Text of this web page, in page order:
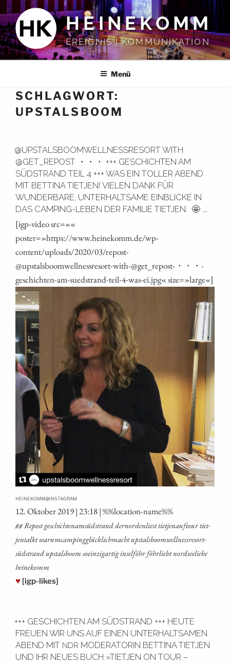
Inhalt
springen
HEINEKOMM
EREIGNIS | KOMMUNIKATION
Menü
SCHLAGWORT:
UPSTALSBOOM
@UPSTALSBOOMWELLNESSRESORT WITH
@GET_REPOST ・・・ +++ GESCHICHTEN AM
SÜDSTRAND TEIL 4 +++ WAS EIN TOLLER ABEND
MIT BETTINA TIETJEN! VIELEN DANK FÜR
WUNDERBARE, UNTERHALTSAME EINBLICKE IN
DAS CAMPING-LEBEN DER FAMILIE TIETJEN. ️ 🤩 .…
[igp-video src=««
poster=»https://www.heinekomm.de/wp-
content/uploads/2020/03/repost-
@upstalsboomwellnessresort-with-@get_repost-・・・-
geschichten-am-suedstrand-teil-4-was-ei.jpg« size=»large«]
HEINEKOMM@INSTAGRAM
12. Okto­ber 2019 | 23:18 | %%loca­ti­on-name%%
## Repost geschich­tenam­süd­strand dern­or­den­liest tiet­je­na­uf­tour tiet­
jen­talkt war­um­cam­ping­glück­lich­macht ups­tals­boom­well­ness­re­sort­
süd­strand ups­tals­boom soein­zig­ar­tig insel­föhr föhr­liebt nord­see­lie­be
heinekomm
♥ [igp-likes]
+++ GESCHICHTEN AM SÜDSTRAND +++ HEUTE
FREUEN WIR UNS AUF EINEN UNTERHALTSAMEN
ABEND MIT NDR MODERATORIN BETTINA TIETJEN
UND IHR NEUES BUCH »TIETJEN ON TOUR –